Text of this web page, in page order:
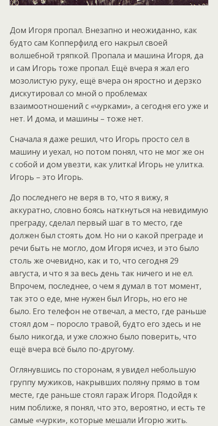
Дом Игоря пропал. Внезапно и неожиданно, как
будто сам Копперфилд его накрыл своей
волшебной тряпкой. Пропала и машина Игоря, да
и сам Игорь тоже пропал. Ещё вчера я жал его
мозолистую руку, ещё вчера он яростно и дерзко
дискутировал со мной о проблемах
взаимоотношений с «чурками», а сегодня его уже и
нет. И дома, и машины – тоже нет.
Сначала я даже решил, что Игорь просто сел в
машину и уехал, но потом понял, что не мог же он
с собой и дом увезти, как улитка! Игорь не улитка.
Игорь – это Игорь.
До последнего не веря в то, что я вижу, я
аккуратно, словно боясь наткнуться на невидимую
преграду, сделал первый шаг в то место, где
должен был стоять дом. Но ни о какой преграде и
речи быть не могло, дом Игоря исчез, и это было
столь же очевидно, как и то, что сегодня 29
августа, и что я за весь день так ничего и не ел.
Впрочем, последнее, о чем я думал в тот момент,
так это о еде, мне нужен был Игорь, но его не
было. Его телефон не отвечал, а место, где раньше
стоял дом – поросло травой, будто его здесь и не
было никогда, и уже сложно было поверить, что
ещё вчера всё было по-другому.
Оглянувшись по сторонам, я увидел небольшую
группу мужиков, накрывших поляну прямо в том
месте, где раньше стоял гараж Игоря. Подойдя к
ним поближе, я понял, что это, вероятно, и есть те
самые «чурки», которые мешали Игорю жить.